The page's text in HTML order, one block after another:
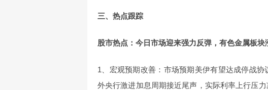
三、热点跟踪
股市热点：今日市场迎来强力反弹，有色金属板
1、宏观预期改善：市场预期美伊有望达成停战
外央行激进加息周期接近尾声，实际利率上行压